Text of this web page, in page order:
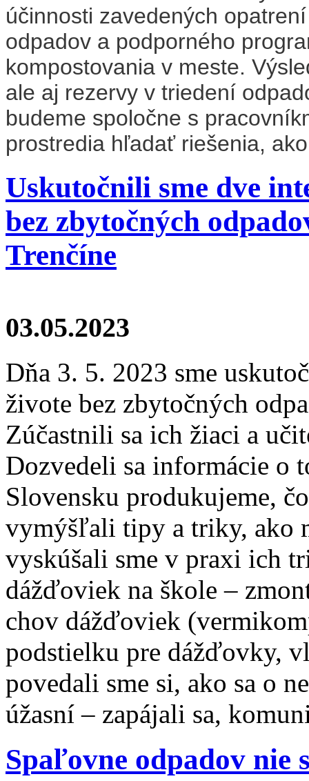
účinnosti zavedených
odpadov a podporného
kompostovania v meste.
ale aj rezervy v triedení
budeme spoločne s
prostredia hľadať riešenia,
Uskutočnili sme dve
bez zbytočných
Trenčíne
03.05.2023
Dňa 3. 5. 2023 sme
živote bez zbytočných
Zúčastnili sa ich žiaci a
Dozvedeli sa informácie o
Slovensku produkujeme,
vymýšľali tipy a triky, ako
vyskúšali sme v praxi ich
dážďoviek na škole –
chov dážďoviek
podstielku pre dážďovky,
povedali sme si, ako sa o
úžasní – zapájali sa,
Spaľovne odpadov nie